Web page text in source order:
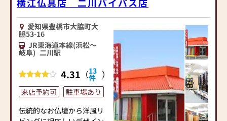
【家具調仏壇】 リビング
にもぴったりなデザインの
モダン仏壇
【ミニ仏壇】 ２万円代よ
り高級品まで多種多数
※お仏壇のお洗濯やクリー
ニング・修理・修復も得意
としております。
線香 ロウソク 位牌 仏
開発で、現代の住宅にあっ
たモダンなお仏壇を作って
います。他にも国内の家具
専門メーカーと作り上げた
お仏壇コレクションがあ
り、祈る人と偲ぶ人をつな
ぐ新しいカタチを提案しま
す。
≪はせがわ店舗サービスの
ご案内≫
ちに 寄り添う接客を目指し
ています ◆
仏壇選びは、形のある商品
を選ぶというよりも、「ご
家族の想い」を形にする大
わたしたちは、お客様一人
ひとりの想いに寄り添い、
心から納得していただける
がけています。
愛知県豊橋市大脇町大
脇53-16
JR東海道本線(浜松～
岐阜) 二川駅
4.31 （13
件 ）
来店予約可
駐車場あり
伝統的なお仏壇から洋風リ